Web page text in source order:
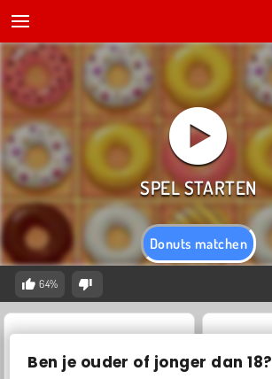
Ben je ouder of jonger dan 18?
Donuts matchen
64%